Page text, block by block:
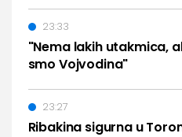
"Nema lakih utakmica,
smo Vojvodina"
23:33
Ribakina sigurna u
23:27